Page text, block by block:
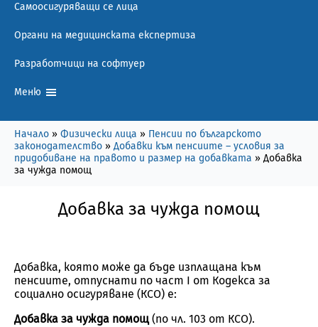
Самоосигуряващи се лица
Органи на медицинската експертиза
Разработчици на софтуер
Меню
Начало » Физически лица » Пенсии по българското
законодателство » Добавки към пенсиите – условия за
придобиване на правото и размер на добавката » Добавка
за чужда помощ
Добавка за чужда помощ
Добавка, която може да бъде изплащана към
пенсиите, отпуснати по част I от Кодекса за
социално осигуряване (КСО) е:
Добавка за чужда помощ(по чл. 103 от КСО).